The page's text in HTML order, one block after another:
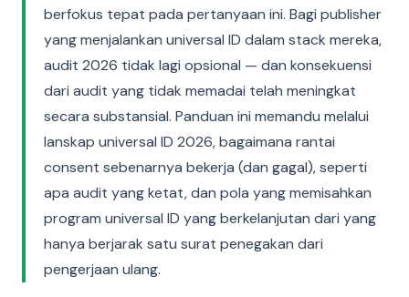
berfokus tepat pada pertanyaan ini. Bagi publisher
yang menjalankan universal ID dalam stack mereka,
audit 2026 tidak lagi opsional — dan konsekuensi
dari audit yang tidak memadai telah meningkat
secara substansial. Panduan ini memandu melalui
lanskap universal ID 2026, bagaimana rantai
consent sebenarnya bekerja (dan gagal), seperti
apa audit yang ketat, dan pola yang memisahkan
program universal ID yang berkelanjutan dari yang
hanya berjarak satu surat penegakan dari
pengerjaan ulang.